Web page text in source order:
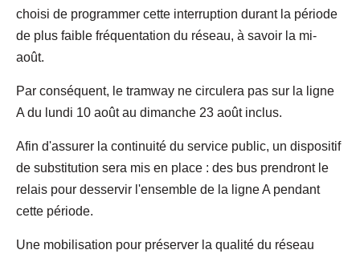
choisi de programmer cette interruption durant la période
de plus faible fréquentation du réseau, à savoir la mi-
août.
Par conséquent, le tramway ne circulera pas sur la ligne
A du lundi 10 août au dimanche 23 août inclus.
Afin d'assurer la continuité du service public, un dispositif
de substitution sera mis en place : des bus prendront le
relais pour desservir l'ensemble de la ligne A pendant
cette période.
Une mobilisation pour préserver la qualité du réseau